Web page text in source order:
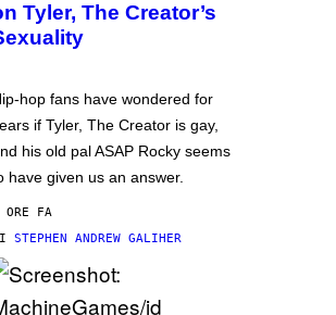
Tyler, The Creator’s
hop fans have wondered for
if Tyler, The Creator is gay,
his old pal ASAP Rocky seems
have given us an answer.
ORE FA
STEPHEN ANDREW GALIHER